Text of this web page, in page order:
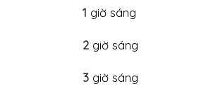
1 giờ sáng
2 giờ sáng
3 giờ sáng